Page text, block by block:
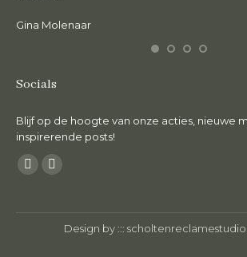
Gina Molenaar
Socials
Blijf op de hoogte van onze acties, nieuwe
inspirerende posts!
Vind ons op:
FacebookInstagram
Design by :::